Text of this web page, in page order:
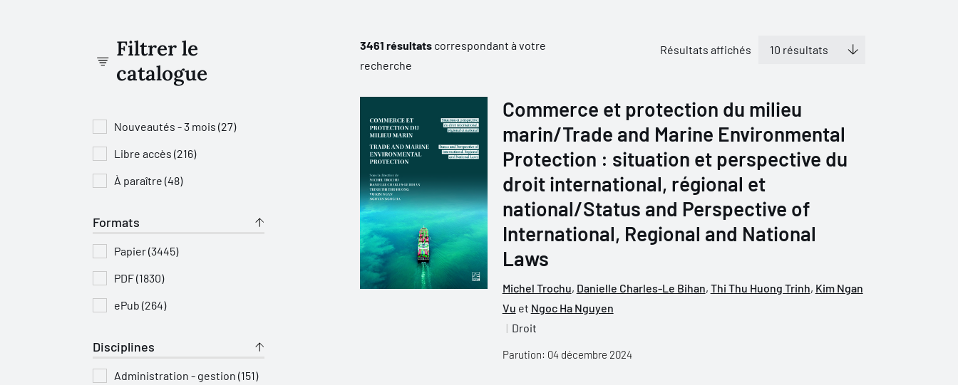
Filtrer le
catalogue
Nouveautés - 3 mois (27)
Libre accès (216)
À paraître (48)
Formats
Papier (3445)
PDF (1830)
ePub (264)
Disciplines
Administration - gestion (151)
3461 résultatscorrespondant à votre
recherche
Résultats affichés
Commerce et protection du milieu
marin/Trade and Marine Environmental
Protection : situation et perspective du
droit international, régional et
national/Status and Perspective of
International, Regional and National
Laws
Michel Trochu, Danielle Charles-Le Bihan, Thi Thu Huong Trinh, Kim Ngan
Vu et Ngoc Ha Nguyen
Droit
Parution: 04 décembre 2024